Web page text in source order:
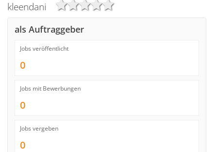
kleendani
als Auftraggeber
Jobs veröffentlicht
0
Jobs mit Bewerbungen
0
Jobs vergeben
0